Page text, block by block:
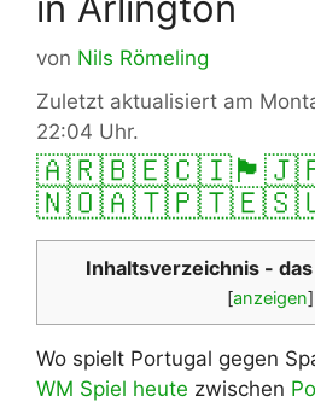
von Nils Römeling
Zuletzt aktualisiert am
22:04 Uhr.
🇦🇷🇧🇪🇨🇮🏴󠁧󠁢󠁥󠁮󠁧󠁿
🇳🇴🇦🇹🇵🇹🇪🇸
Inhaltsverzeichnis -
[anzeigen]
Wo spielt Portugal gegen
WM Spiel heute zwischen